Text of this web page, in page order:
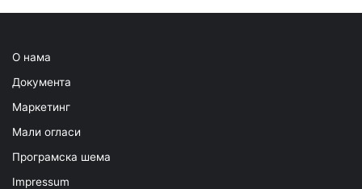
О нама
Документа
Маркетинг
Мали огласи
Програмска шема
Impressum